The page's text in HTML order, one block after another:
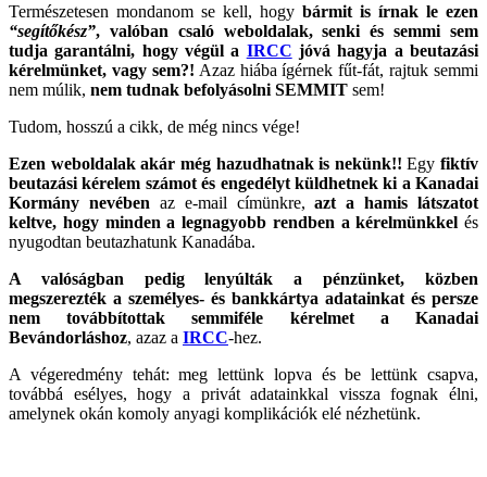
Természetesen mondanom se kell, hogy bármit is írnak le ezen
“segítőkész”, valóban csaló weboldalak, senki és semmi sem
tudja garantálni, hogy végül a IRCC jóvá hagyja a beutazási
kérelmünket, vagy sem?! Azaz hiába ígérnek fűt-fát, rajtuk semmi
nem múlik, nem tudnak befolyásolni SEMMIT sem!
Tudom, hosszú a cikk, de még nincs vége!
Ezen weboldalak akár még hazudhatnak is nekünk!! Egy fiktív
beutazási kérelem számot és engedélyt küldhetnek ki a Kanadai
Kormány nevében az e-mail címünkre,azt a hamis látszatot
keltve, hogy minden a legnagyobb rendben a kérelmünkkel és
nyugodtan beutazhatunk Kanadába.
A valóságban pedig lenyúlták a pénzünket, közben
megszerezték a személyes- és bankkártya adatainkat és persze
nem továbbítottak semmiféle kérelmet a Kanadai
Bevándorláshoz, azaz a IRCC-hez.
A végeredmény tehát: meg lettünk lopva és be lettünk csapva,
továbbá esélyes, hogy a privát adatainkkal vissza fognak élni,
amelynek okán komoly anyagi komplikációk elé nézhetünk.